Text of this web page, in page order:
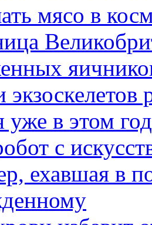
мясо в
уже в этом
с
ехавшая в